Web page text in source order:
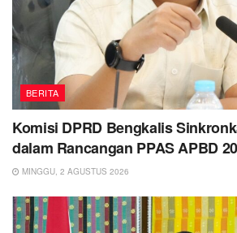
BERITA
Komisi DPRD Bengkalis
dalam Rancangan PPAS APBD
MINGGU, 2 AGUSTUS 2026